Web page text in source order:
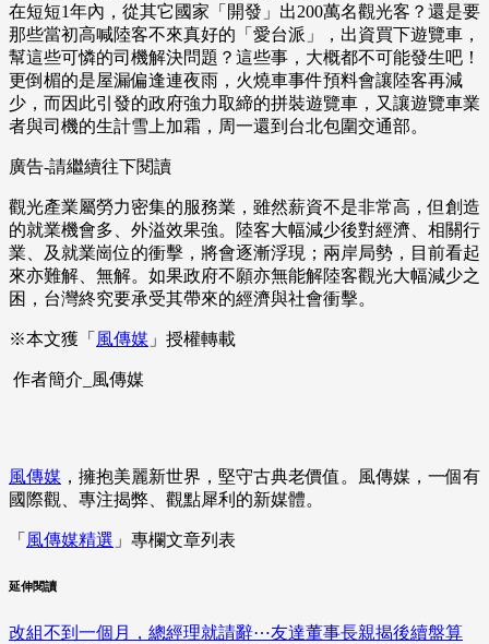
在短短1年內，從其它國家「開發」出200萬名觀光客？還是要
那些當初高喊陸客不來真好的「愛台派」，出資買下遊覽車，
幫這些可憐的司機解決問題？這些事，大概都不可能發生吧！
更倒楣的是屋漏偏逢連夜雨，火燒車事件預料會讓陸客再減
少，而因此引發的政府強力取締的拼裝遊覽車，又讓遊覽車業
者與司機的生計雪上加霜，周一還到台北包圍交通部。
廣告-請繼續往下閱讀
觀光產業屬勞力密集的服務業，雖然薪資不是非常高，但創造
的就業機會多、外溢效果強。陸客大幅減少後對經濟、相關行
業、及就業崗位的衝擊，將會逐漸浮現；兩岸局勢，目前看起
來亦難解、無解。如果政府不願亦無能解陸客觀光大幅減少之
困，台灣終究要承受其帶來的經濟與社會衝擊。
※本文獲「 風傳媒 」授權轉載
作者簡介_風傳媒
風傳媒 ，擁抱美麗新世界，堅守古典老價值。風傳媒，一個有
國際觀、專注揭弊、觀點犀利的新媒體。
「 風傳媒精選 」專欄文章列表
延伸閱讀
改組不到一個月，總經理就請辭⋯友達董事長親揭後續盤算